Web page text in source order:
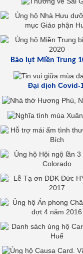
Bão lụt Miền Trung
Đại dịch Covid-